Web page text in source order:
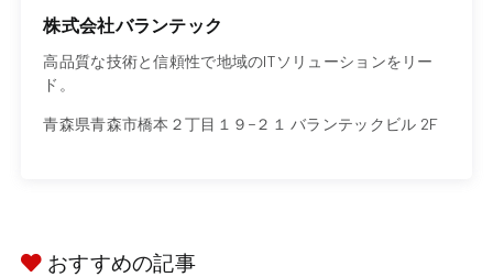
株式会社バランテック
高品質な技術と信頼性で地域のITソリューションをリー
ド。
青森県青森市橋本２丁目１９−２１ バランテックビル 2F
おすすめの記事